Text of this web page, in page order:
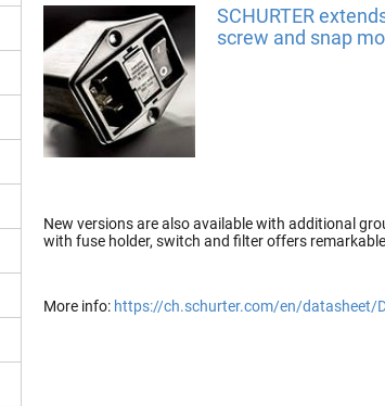
SCHURTER
screw and snap
New versions are also available with additional
with fuse holder, switch and filter offers
More info: https://ch.schurter.com/en/datasheet/